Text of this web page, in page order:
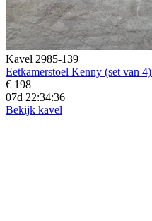
Kavel 2985-139
Eetkamerstoel Kenny (set van
€ 198
07d 22:34:34
Bekijk kavel